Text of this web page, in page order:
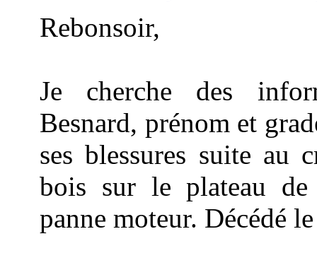
Rebonsoir,
Je cherche des
Besnard, prénom et
ses blessures suite au
bois sur le plateau
panne moteur. Décédé